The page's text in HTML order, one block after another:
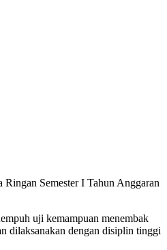
Semester I Tahun Anggaran
uji kemampuan menembak
dilaksanakan dengan disiplin tinggi